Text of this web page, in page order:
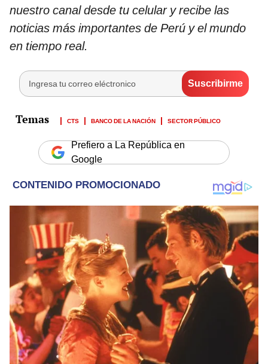
nuestro canal desde tu celular y recibe las
noticias más importantes de Perú y el mundo
en tiempo real.
CTS BANCO DE LA NACIÓN SECTOR PÚBLICO
Prefiero a La República en
Google